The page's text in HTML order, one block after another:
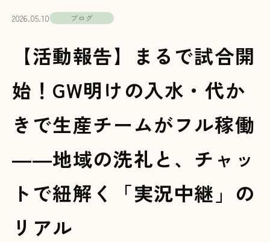
2026.05.10 ブログ
【活動報告】まるで試合開
始！GW明けの入水・代か
きで生産チームがフル稼働
――地域の洗礼と、チャッ
トで紐解く「実況中継」の
リアル